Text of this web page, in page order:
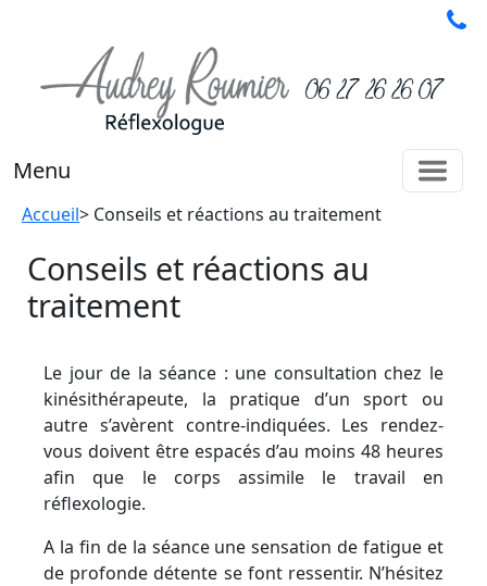
Menu
Accueil> Conseils et réactions au traitement
Conseils et réactions au
traitement
Le jour de la séance : une consultation chez le
kinésithérapeute, la pratique d’un sport ou
autre s’avèrent contre-indiquées. Les rendez-
vous doivent être espacés d’au moins 48 heures
afin que le corps assimile le travail en
réflexologie.
A la fin de la séance une sensation de fatigue et
de profonde détente se font ressentir. N’hésitez